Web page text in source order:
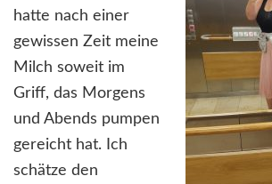
hatte nach einer
gewissen Zeit meine
Milch soweit im
Griff, das Morgens
und Abends pumpen
gereicht hat. Ich
schätze den